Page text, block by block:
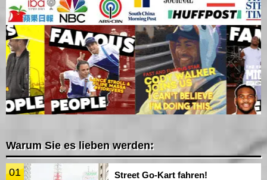
Warum Sie es lieben werden:
01 Street Go-Kart fahren!